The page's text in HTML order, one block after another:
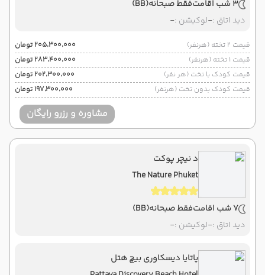
3 شب اقامت فقط صبحانه(BB)
دید اتاق :-لوکیشن :-
قیمت 2 تخته (هرنفر)
۲۰۵٬۳۰۰٬۰۰۰ تومان
قیمت 1 تخته (هرنفر)
۲۸۳٬۴۰۰٬۰۰۰ تومان
قیمت کودک با تخت (هر نفر)
۲۰۲٬۳۰۰٬۰۰۰ تومان
قیمت کودک بدون تخت (هرنفر)
۱۹۷٬۳۰۰٬۰۰۰ تومان
مشاوره و رزرو رایگان
د نیچر پوکت
The Nature Phuket
7 شب اقامت فقط صبحانه(BB)
دید اتاق :-لوکیشن :-
پاتایا دیسکاوری بیچ هتل